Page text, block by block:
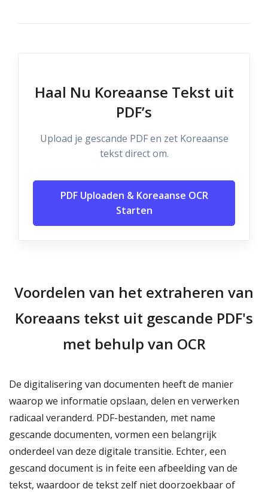
Haal Nu Koreaanse Tekst uit
PDF’s
Upload je gescande PDF en zet Koreaanse
tekst direct om.
PDF Uploaden & Koreaanse OCR
Starten
Voordelen van het extraheren van
Koreaans tekst uit gescande PDF's
met behulp van OCR
De digitalisering van documenten heeft de manier
waarop we informatie opslaan, delen en verwerken
radicaal veranderd. PDF-bestanden, met name
gescande documenten, vormen een belangrijk
onderdeel van deze digitale transitie. Echter, een
gescand document is in feite een afbeelding van de
tekst, waardoor de tekst zelf niet doorzoekbaar of